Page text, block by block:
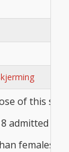
of this
admitted
females